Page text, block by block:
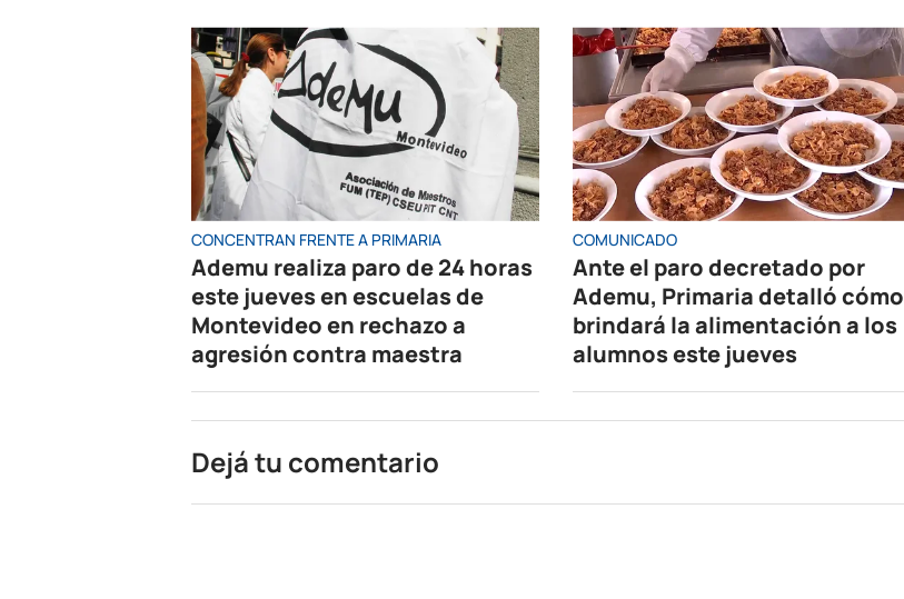
CONCENTRAN FRENTE A PRIMARIA
Ademu realiza paro de 24 horas
este jueves en escuelas de
Montevideo en rechazo a
agresión contra maestra
COMUNICADO
Ante el paro decretado por
Ademu, Primaria detalló cómo
brindará la alimentación a los
alumnos este jueves
Dejá tu comentario